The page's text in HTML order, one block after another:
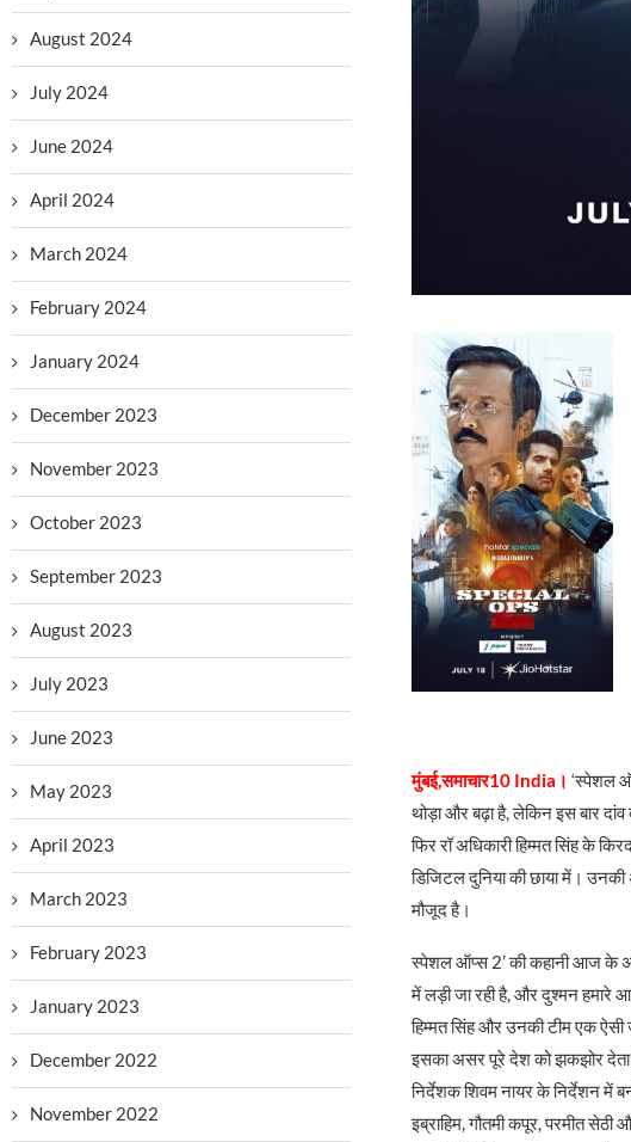
मुंबई,समाचार10 India। ‘स्पेशल
थोड़ा और बढ़ा है, लेकिन इस बार
फिर रॉ अधिकारी हिम्मत सिंह के
डिजिटल दुनिया की छाया में।
मौजूद है।
स्पेशल ऑप्स 2’ की कहानी आज के
में लड़ी जा रही है, और दुश्मन हमारे
हिम्मत सिंह और उनकी टीम एक ऐसी
इसका असर पूरे देश को झकझोर
निर्देशक शिवम नायर के निर्देशन में
इब्राहिम, गौतमी कपूर, परमीत
August 2024
July 2024
June 2024
April 2024
March 2024
February 2024
January 2024
December 2023
November 2023
October 2023
September 2023
August 2023
July 2023
June 2023
May 2023
April 2023
March 2023
February 2023
January 2023
December 2022
November 2022